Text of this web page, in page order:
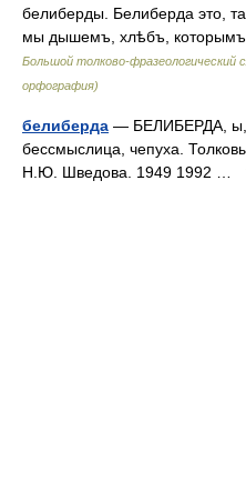
белиберды. Белиберда это,
мы дышемъ, хлѣбъ,
Большой толково-фразеологический
орфография)
белиберда — БЕЛИБЕРДА, ы,
бессмыслица, чепуха.
Н.Ю. Шведова. 1949 1992 …